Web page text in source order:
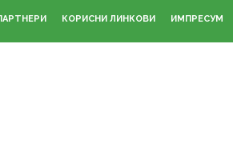
КОРИСНИ ЛИНКОВИ ИМПРЕСУМ